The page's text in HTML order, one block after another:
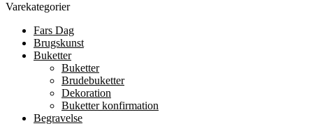
Varekategorier
Fars Dag
Brugskunst
Buketter
Buketter
Brudebuketter
Dekoration
Buketter konfirmation
Begravelse